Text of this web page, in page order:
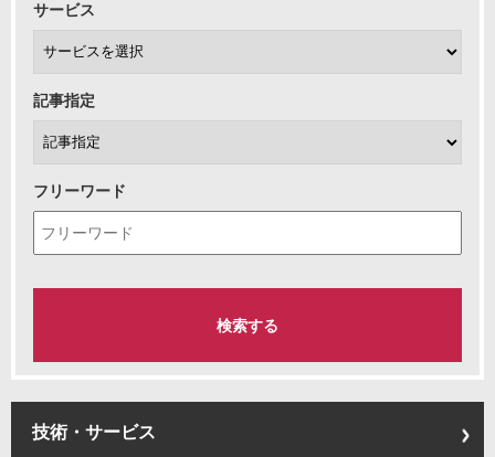
サービス
記事指定
フリーワード
技術・サービス